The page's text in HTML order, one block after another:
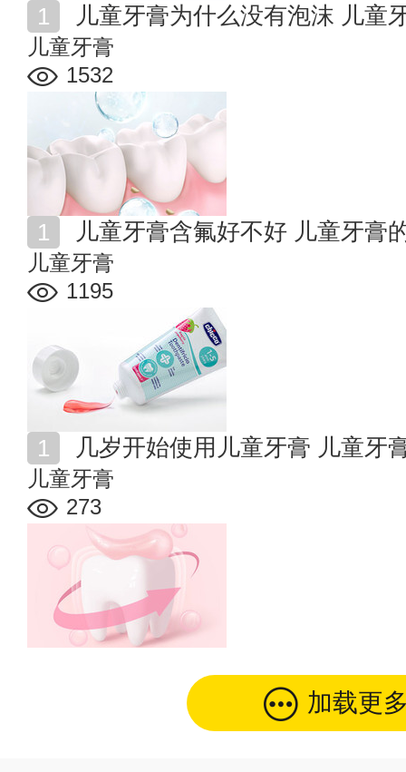
儿童牙膏为什么没有泡沫 儿童
儿童牙膏
1532
儿童牙膏含氟好不好 儿童牙膏
儿童牙膏
1195
几岁开始使用儿童牙膏 儿童牙
儿童牙膏
273
加载更